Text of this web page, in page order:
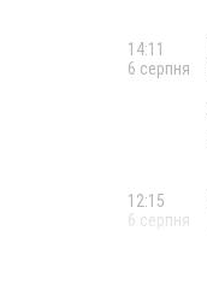
14:11
6 серпня
12:15
6 серпня